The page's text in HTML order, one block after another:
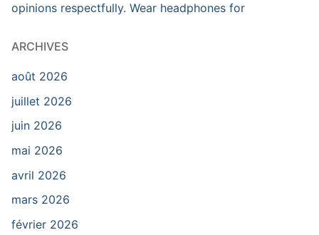
opinions respectfully. Wear headphones for
ARCHIVES
août 2026
juillet 2026
juin 2026
mai 2026
avril 2026
mars 2026
février 2026